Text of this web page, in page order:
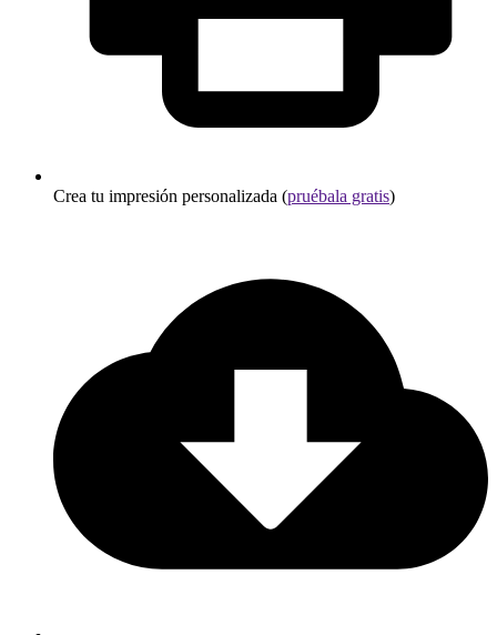
Crea tu impresión personalizada (pruébala gratis)